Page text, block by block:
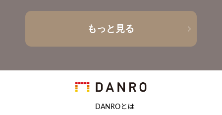
もっと見る
DANROとは